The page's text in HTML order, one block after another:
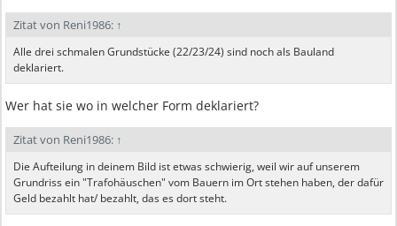
Zitat von Reni1986: ↑
Alle drei schmalen Grundstücke (22/23/24) sind noch als Bauland
deklariert.
Wer hat sie wo in welcher Form deklariert?
Zitat von Reni1986: ↑
Die Aufteilung in deinem Bild ist etwas schwierig, weil wir auf unserem
Grundriss ein "Trafohäuschen" vom Bauern im Ort stehen haben, der dafür
Geld bezahlt hat/ bezahlt, das es dort steht.